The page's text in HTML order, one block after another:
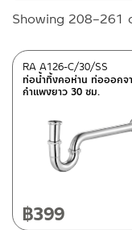
แบรนด์
RASLAND
MRG(4)
SCHELL
BEN
ประเภท
Showing 208–261
ท่อน้ำทิ้งคอห่าน ท่อออกจ
กำแพงยาว 30 ซม.
RA A126-C/30/SS
฿399